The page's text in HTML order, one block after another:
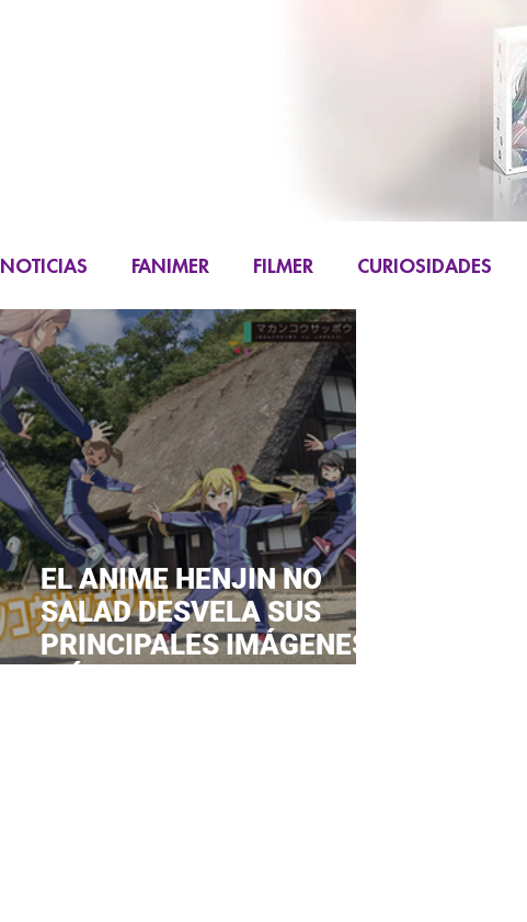
NOTICIAS FANIMER FILMER CURIOSIDADES
FIGURAS K-CONTENT LIVE ACTION
EL ANIME HENJIN NO
SALAD DESVELA SUS
PRINCIPALES IMÁGENES,